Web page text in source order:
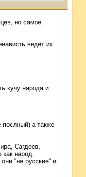
но самое
ведёт их
кучу народа и
послный) а также
Сагдеев,
народ.
"не русские" и